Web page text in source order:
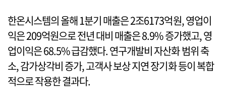
한온시스템의 올해 1분기 매출은 2조6173억원, 영업이
익은 209억원으로 전년 대비 매출은 8.9% 증가했고, 영
업이익은 68.5% 급감했다. 연구개발비 자산화 범위 축
소, 감가상각비 증가, 고객사 보상 지연 장기화 등이 복합
적으로 작용한 결과다.